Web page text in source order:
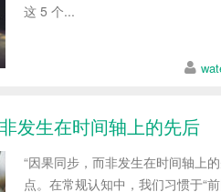
这 5 个...
发生在时间轴上的先后
“因果同步，而非发生在时间轴上
点。在常规认知中，我们习惯于“